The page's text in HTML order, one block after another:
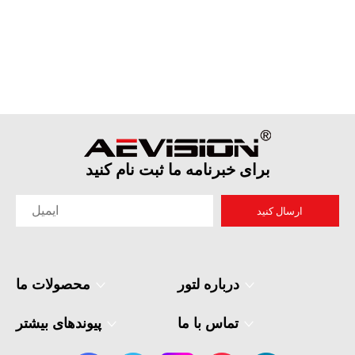
برای خبرنامه ما ثبت نام کنید
ارسال کنید
محصولات ما درباره لتور
پیوندهای بیشتر تماس با ما